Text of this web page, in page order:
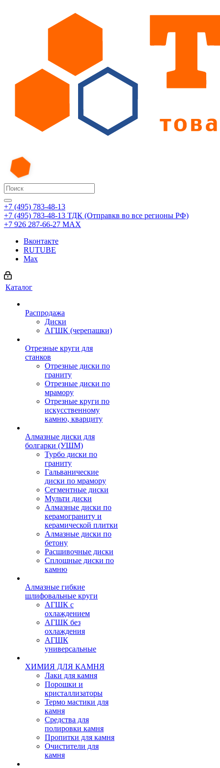
+7 (495) 783-48-13
+7 (495) 783-48-13 ТДК (Отправкв во все регионы РФ)
+7 926 287-66-27 МАХ
Вконтакте
RUTUBE
Max
Каталог
Распродажа
Диски
АГШК (черепашки)
Отрезные круги для
станков
Отрезные диски по
граниту
Отрезные диски по
мрамору
Отрезные круги по
искусственному
камню, кварциту
Алмазные диски для
болгарки (УШМ)
Турбо диски по
граниту
Гальванические
диски по мрамору
Сегментные диски
Мульти диски
Алмазные диски по
керамограниту и
керамической плитки
Алмазные диски по
бетону
Расшивочные диски
Сплошные диски по
камню
Алмазные гибкие
шлифовальные круги
АГШК с
охлаждением
АГШК без
охлаждения
АГШК
универсальные
ХИМИЯ ДЛЯ КАМНЯ
Лаки для камня
Порошки и
кристаллизаторы
Термо мастики для
камня
Средства для
полировки камня
Пропитки для камня
Очистители для
камня